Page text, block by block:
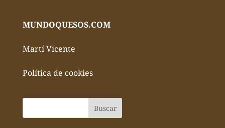
MUNDOQUESOS.COM
Martí Vicente
Política de cookies